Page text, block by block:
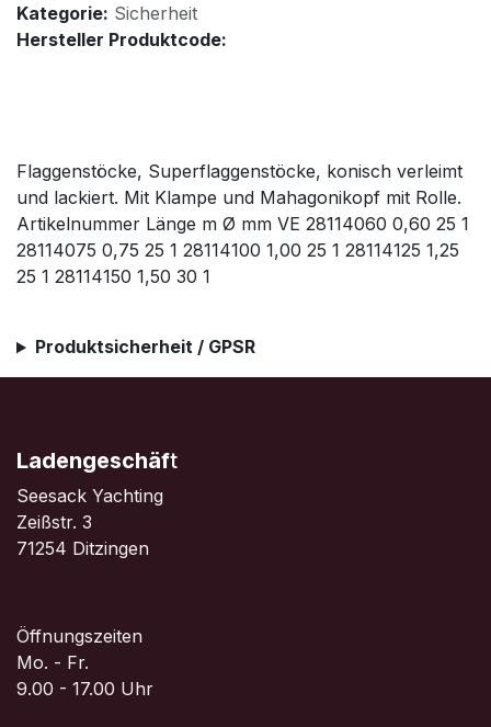
Kategorie: Sicherheit
Hersteller Produktcode:
Flaggenstöcke, Superflaggenstöcke, konisch verleimt
und lackiert. Mit Klampe und Mahagonikopf mit Rolle.
Artikelnummer Länge m Ø mm VE 28114060 0,60 25 1
28114075 0,75 25 1 28114100 1,00 25 1 28114125 1,25
25 1 28114150 1,50 30 1
Produktsicherheit / GPSR
Ladengeschäft
Seesack Yachting
Zeißstr. 3
71254 Ditzingen
Öffnungszeiten
Mo. - Fr.
9.00 - 17.00 Uhr